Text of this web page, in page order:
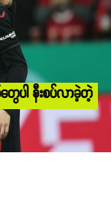
ေပါ နီးစပ်လာခဲ့တဲ့